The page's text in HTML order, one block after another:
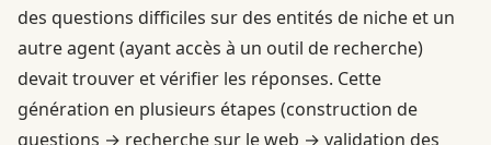
des questions difficiles sur des entités de niche et un
autre agent (ayant accès à un outil de recherche)
devait trouver et vérifier les réponses. Cette
génération en plusieurs étapes (construction de
questions → recherche sur le web → validation des